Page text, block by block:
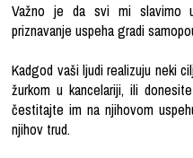
Važno je da svi mi slavimo
priznavanje uspeha gradi
Kadgod vaši ljudi realizuju neki
žurkom u kancelariji, ili
čestitajte im na njihovom
njihov trud.